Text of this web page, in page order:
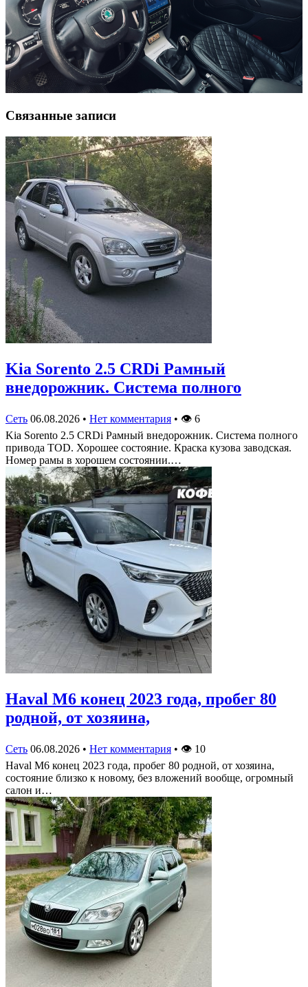
Связанные записи
Kia Sorento 2.5 CRDi Рамный
внедорожник. Система полного
Сеть 06.08.2026 • Нет комментария • 👁 6
Kia Sorento 2.5 CRDi Рамный внедорожник. Система полного
привода TOD. Хорошее состояние. Краска кузова заводская.
Номер рамы в хорошем состоянии.…
Haval M6 конец 2023 года, пробег 80
родной, от хозяина,
Сеть 06.08.2026 • Нет комментария • 👁 10
Haval M6 конец 2023 года, пробег 80 родной, от хозяина,
состояние близко к новому, без вложений вообще, огромный
салон и…